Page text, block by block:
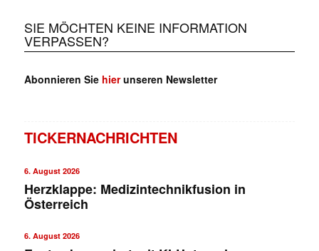
SIE MÖCHTEN KEINE INFORMATION
VERPASSEN?
Abonnieren Sie hierunseren Newsletter
TICKERNACHRICHTEN
6. August 2026
Herzklappe: Medizintechnikfusion in
Österreich
6. August 2026